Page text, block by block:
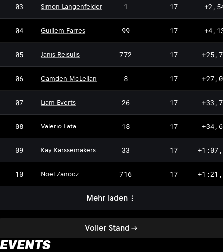
Voller Stand
03 Simon Längenfelder 1 17
04 Guillem Farres 99 17
05 Janis Reisulis 772 17
06 Camden McLellan 8 17
07 Liam Everts 26 17
08 Valerio Lata 18 17
09 Kay Karssemakers 33 17
10 Noel Zanocz 716 17
Mehr laden
EVENTS